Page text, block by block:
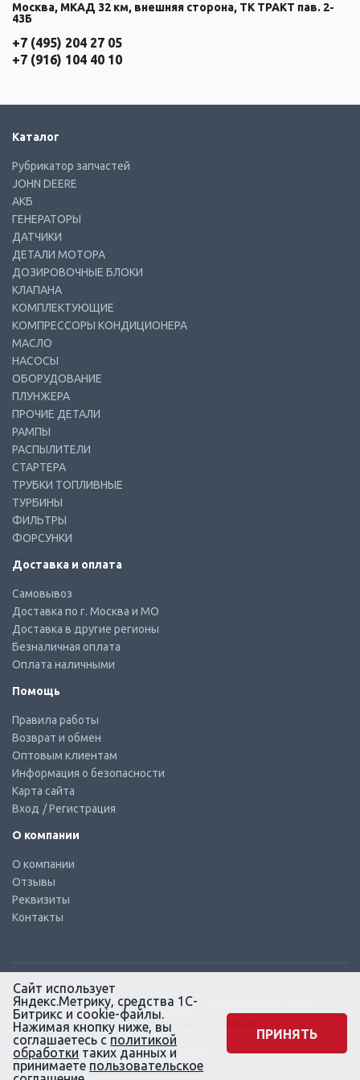
Москва, МКАД 32 км, внешняя сторона, ТК ТРАКТ пав. 2-
43Б
+7 (495) 204 27 05
+7 (916) 104 40 10
Каталог
Рубрикатор запчастей
JOHN DEERE
АКБ
ГЕНЕРАТОРЫ
ДАТЧИКИ
ДЕТАЛИ МОТОРА
ДОЗИРОВОЧНЫЕ БЛОКИ
КЛАПАНА
КОМПЛЕКТУЮЩИЕ
КОМПРЕССОРЫ КОНДИЦИОНЕРА
МАСЛО
НАСОСЫ
ОБОРУДОВАНИЕ
ПЛУНЖЕРА
ПРОЧИЕ ДЕТАЛИ
РАМПЫ
РАСПЫЛИТЕЛИ
СТАРТЕРА
ТРУБКИ ТОПЛИВНЫЕ
ТУРБИНЫ
ФИЛЬТРЫ
ФОРСУНКИ
Доставка и оплата
Самовывоз
Доставка по г. Москва и МО
Доставка в другие регионы
Безналичная оплата
Оплата наличными
Помощь
Правила работы
Возврат и обмен
Оптовым клиентам
Информация о безопасности
Карта сайта
Вход / Регистрация
О компании
О компании
Отзывы
Реквизиты
Контакты
© КТС-Дизель – Комплектующие к топливным системам
Все права защищены, 2003 – 2025
Согласие на обработку персональных данных
Сайт создан в маркетинговом
агентстве KLUEV.BZ
Сайт использует
Яндекс.Метрику, средства 1С-
Битрикс и cookie-файлы.
Нажимая кнопку ниже, вы
соглашаетесь с политикой
обработки таких данных и
принимаете пользовательское
ПРИНЯТЬ